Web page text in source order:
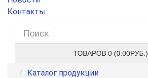
Контакты
ТОВАРОВ 0 (0.00РУБ.)
Каталог продукции